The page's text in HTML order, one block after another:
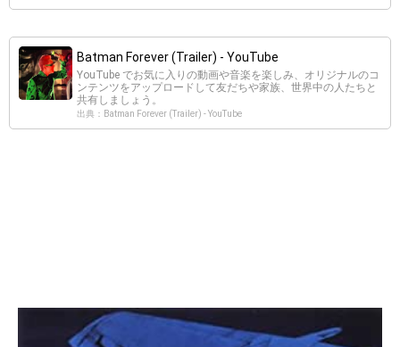
Batman Forever (Trailer) - YouTube
YouTube でお気に入りの動画や音楽を楽しみ、オリジナルのコ
ンテンツをアップロードして友だちや家族、世界中の人たちと
共有しましょう。
出典：Batman Forever (Trailer) - YouTube